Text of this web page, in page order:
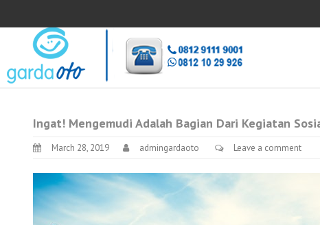
Ingat! Mengemudi Adalah Bagian Dari Kegiatan
March 28, 2019 admingardaoto Leave a comment